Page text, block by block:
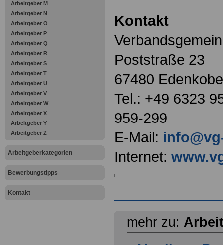
Arbeitgeber M
Arbeitgeber N
Arbeitgeber O
Arbeitgeber P
Arbeitgeber Q
Arbeitgeber R
Arbeitgeber S
Arbeitgeber T
Arbeitgeber U
Arbeitgeber V
Arbeitgeber W
Arbeitgeber X
Arbeitgeber Y
Arbeitgeber Z
Arbeitgeberkategorien
Bewerbungstipps
Kontakt
Kontakt
Poststraße 23
67480
Tel.: +49 6323
959-299
E-Mail:
Internet:
mehr zu: